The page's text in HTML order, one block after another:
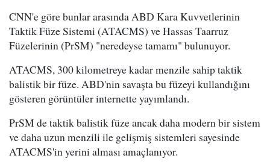
CNN'e göre bunlar arasında ABD Kara Kuvvetlerinin
Taktik Füze Sistemi (ATACMS) ve Hassas Taarruz
Füzelerinin (PrSM) "neredeyse tamamı" bulunuyor.
ATACMS, 300 kilometreye kadar menzile sahip taktik
balistik bir füze. ABD'nin savaşta bu füzeyi kullandığını
gösteren görüntüler internette yayımlandı.
PrSM de taktik balistik füze ancak daha modern bir sistem
ve daha uzun menzili ile gelişmiş sistemleri sayesinde
ATACMS'in yerini alması amaçlanıyor.